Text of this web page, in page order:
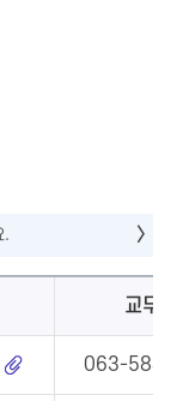
교무실
063-584-